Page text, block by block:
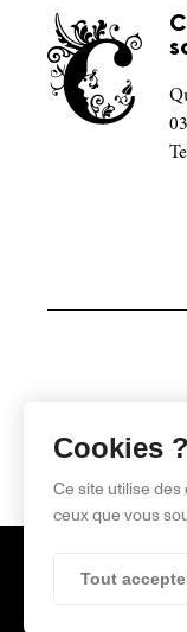
Cookies ?
Ce site utilise
ceux que vous
Tout